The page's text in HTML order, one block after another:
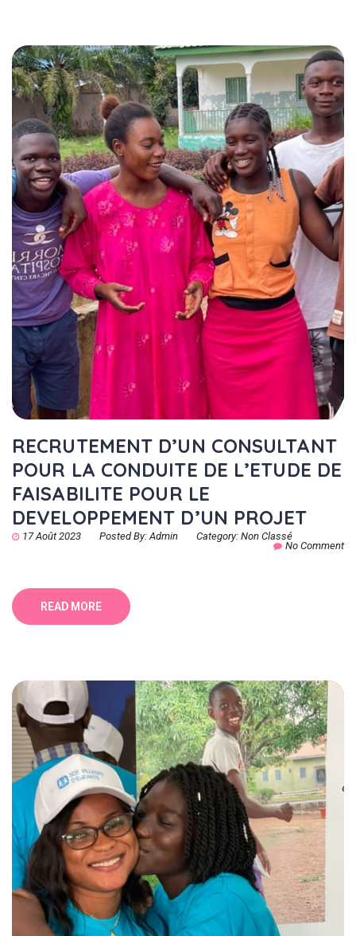
RECRUTEMENT D’UN CONSULTANT
POUR LA CONDUITE DE L’ETUDE DE
FAISABILITE POUR LE
DEVELOPPEMENT D’UN PROJET
17 Août 2023 Posted By: Admin Category: Non Classé
No Comment
READ MORE